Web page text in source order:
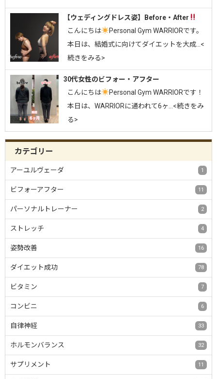
【ウェディングドレス姿】Before・After
こんにちは
Personal Gym WARRIORです。⁡
本日は、結婚式に向けてダイエットを大成…<
続きをみる>
30代女性のビフォー・アフター
⁡こんにちは
Personal Gym WARRIORです！⁡
本日は、WARRIORに通われて6ヶ…<続きをみ
る>
カテゴリー
アーユルヴェーダ 1
ビフォーアフター 11
パーソナルトレーナー 2
ストレッチ 4
姿勢改善 16
ダイエット成功 78
ビタミン 7
コンビニ 6
自律神経 33
ホルモンバランス 32
サプリメント 11